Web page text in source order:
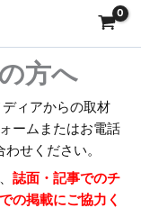
方へ
ィアからの取材
ームまたはお電話
せください。
誌面・記事でのチ
の掲載にご協力く